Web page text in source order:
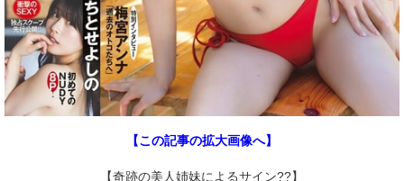
【この記事の拡大画像へ】
【奇跡の美人姉妹によるサイン??】